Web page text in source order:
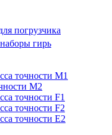
погрузчика
гирь
точности M1
M2
точности F1
точности F2
точности E2